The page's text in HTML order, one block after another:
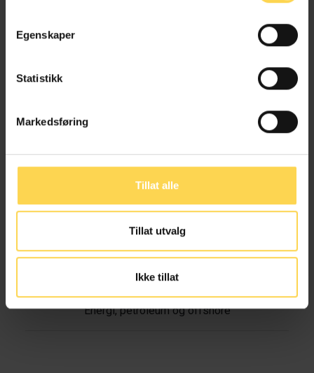
Egenskaper
Statistikk
Markedsføring
Tillat alle
Tillat utvalg
Ikke tillat
Energi, petroleum og offshore